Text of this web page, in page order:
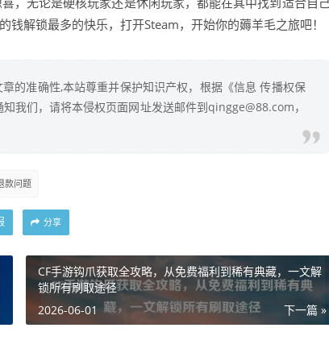
解锁最多的快乐，打开Steam，开始你的薅羊毛之旅吧！
的准确性,本站尊重并保护知识产权，根据《信息 传播权保
我们，请将本侵权页面网址发送邮件到qingge@88.com，
款问题
分享
CF手游钩爪获取全攻略，从免费福利到稀有典藏，一文解
锁所有刷取途径
下一篇 »
2026-06-01